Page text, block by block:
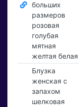
больших
размеров
розовая
голубая
мятная
желтая белая
Блузка
женская с
запахом
шелковая